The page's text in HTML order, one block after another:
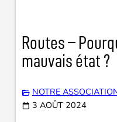
Routes –
mauvais état ?
NOTRE
3 AOÛT 2024